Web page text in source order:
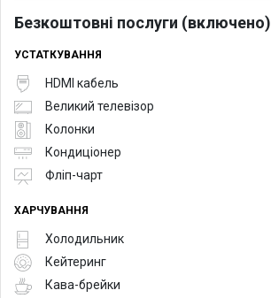
Безкоштовні послуги (включено)
УСТАТКУВАННЯ
HDMI кабель
Великий телевізор
Колонки
Кондиціонер
Фліп-чарт
ХАРЧУВАННЯ
Холодильник
Кейтеринг
Кава-брейки